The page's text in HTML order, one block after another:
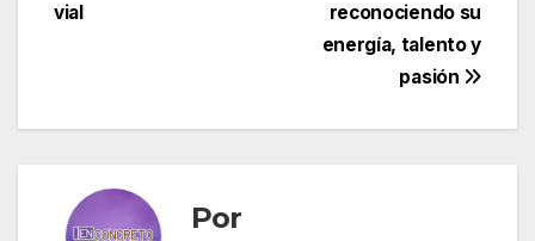
reconociendo su
energía, talento y
pasión
vial
Por